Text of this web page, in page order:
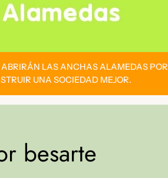
LAS ANCHAS ALAMEDAS POR
UNA SOCIEDAD MEJOR.
besarte